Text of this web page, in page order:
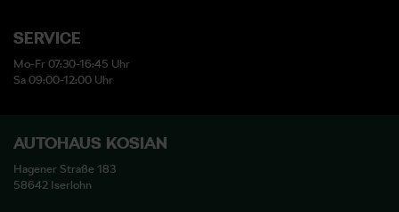
SERVICE
Mo-Fr 07:30-16:45 Uhr
Sa 09:00-12:00 Uhr
AUTOHAUS KOSIAN
Hagener Straße 183
58642 Iserlohn